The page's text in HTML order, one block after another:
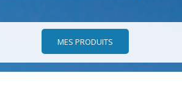
MES PRODUITS